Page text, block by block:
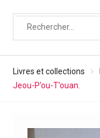
Livres et collections
Jeou-P’ou-T’ouan.